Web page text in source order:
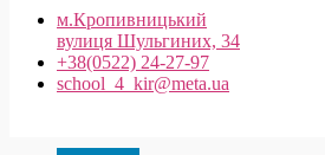
м.Кропивницький
вулиця Шульгиних, 34
+38(0522) 24-27-97
school_4_kir@meta.ua